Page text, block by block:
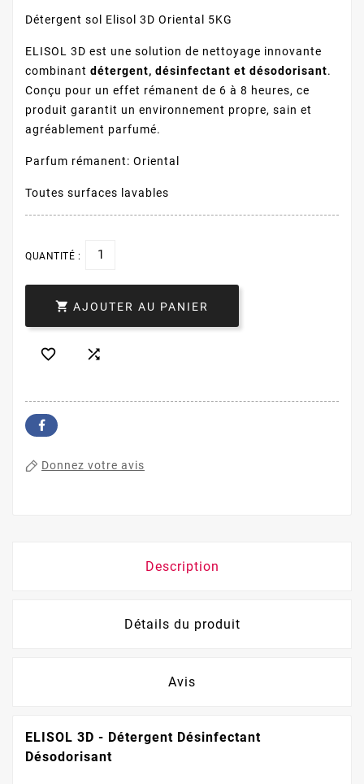
Détergent sol Elisol 3D Oriental 5KG
ELISOL 3D est une solution de nettoyage innovante
combinant détergent, désinfectant et désodorisant.
Conçu pour un effet rémanent de 6 à 8 heures, ce
produit garantit un environnement propre, sain et
agréablement parfumé.
Parfum rémanent: Oriental
Toutes surfaces lavables
QUANTITÉ :
 AJOUTER AU PANIER
 
Donnez votre avis
Description
Détails du produit
Avis
ELISOL 3D - Détergent Désinfectant
Désodorisant